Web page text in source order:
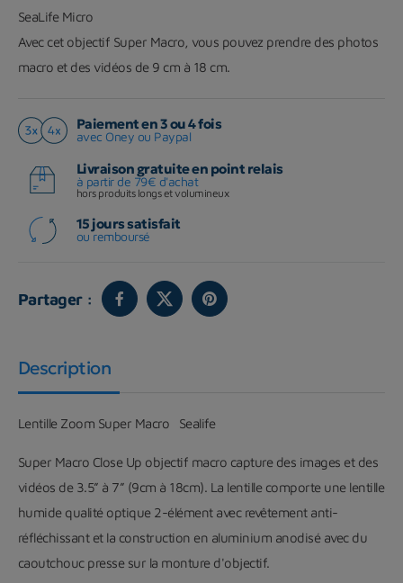
SeaLife Micro
Avec cet objectif Super Macro, vous pouvez prendre des photos
macro et des vidéos de 9 cm à 18 cm.
Paiement en 3 ou 4 fois
avec Oney ou Paypal
Livraison gratuite en point relais
à partir de 79€ d'achat
hors produits longs et volumineux
15 jours satisfait
ou remboursé
Partager :
Description
Lentille Zoom Super Macro Sealife
Super Macro Close Up objectif macro capture des images et des
vidéos de 3.5” à 7” (9cm à 18cm). La lentille comporte une lentille
humide qualité optique 2-élément avec revêtement anti-
réfléchissant et la construction en aluminium anodisé avec du
caoutchouc presse sur la monture d'objectif.